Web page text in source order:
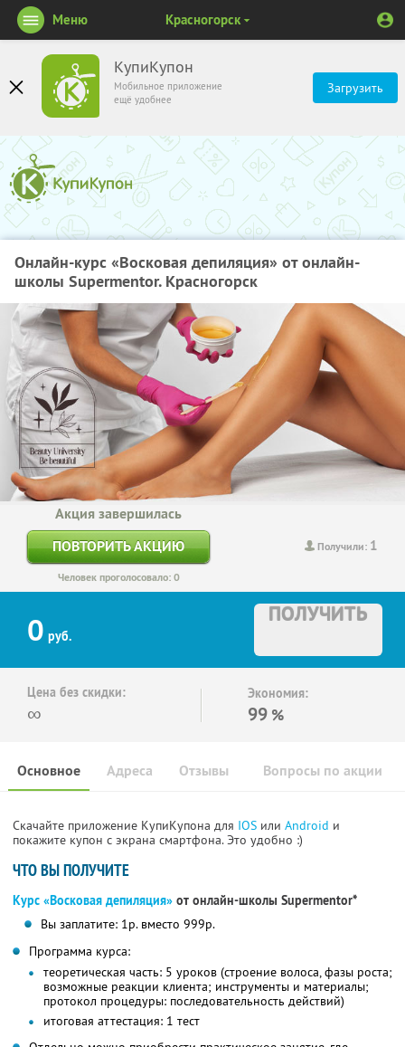
КупиКупон
Мобильное приложение
ещё удобнее
Загрузить
Меню Красногорск
Онлайн-курс «Восковая депиляция» от онлайн-
школы Supermentor. Красногорск
Получили: 1
Акция завершилась
ПОВТОРИТЬ АКЦИЮ
Человек проголосовало: 0
0 руб.
ПОЛУЧИТЬ
Цена без скидки:
∞
Экономия:
99 %
Основное Отзывы Вопросы по акции
Адреса
Скачайте приложение КупиКупона для IOS или Android и
покажите купон с экрана смартфона. Это удобно :)
ЧТО ВЫ ПОЛУЧИТЕ
Курс «Восковая депиляция» от онлайн-школы Supermentor*
Вы заплатите: 1р. вместо 999р.
Программа курса:
теоретическая часть: 5 уроков (строение волоса, фазы роста;
возможные реакции клиента; инструменты и материалы;
протокол процедуры: последовательность действий)
итоговая аттестация: 1 тест